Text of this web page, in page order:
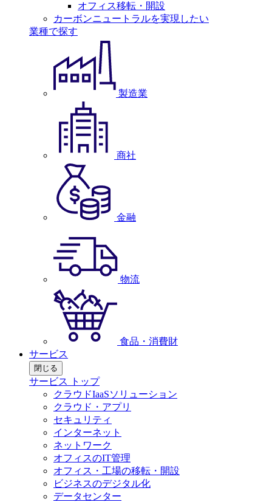
オフィス移転・開設
カーボンニュートラルを実現したい
業種で探す
製造業
商社
金融
物流
食品・消費財
サービス
閉じる
サービス トップ
クラウドIaaSソリューション
クラウド・アプリ
セキュリティ
インターネット
ネットワーク
オフィスのIT管理
オフィス・工場の移転・開設
ビジネスのデジタル化
データセンター